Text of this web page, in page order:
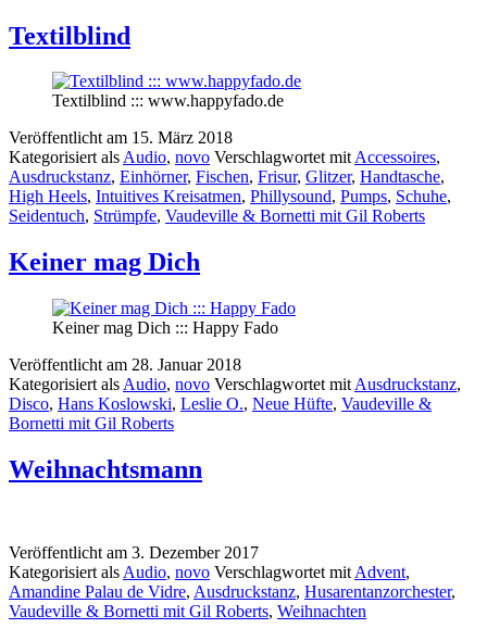
Textilblind
Textilblind ::: www.happyfado.de
Veröffentlicht am 15. März 2018
Kategorisiert alsAudio, novo Verschlagwortet mitAccessoires,
Ausdruckstanz, Einhörner, Fischen, Frisur, Glitzer, Handtasche,
High Heels, Intuitives Kreisatmen, Phillysound, Pumps, Schuhe,
Seidentuch, Strümpfe, Vaudeville & Bornetti mit Gil Roberts
Keiner mag Dich
Keiner mag Dich ::: Happy Fado
Veröffentlicht am 28. Januar 2018
Kategorisiert als Audio, novo Verschlagwortet mit Ausdruckstanz,
Disco, Hans Koslowski, Leslie O., Neue Hüfte, Vaudeville &
Bornetti mit Gil Roberts
Weihnachtsmann
Veröffentlicht am 3. Dezember 2017
Kategorisiert als Audio, novo Verschlagwortet mit Advent,
Amandine Palau de Vidre, Ausdruckstanz, Husarentanzorchester,
Vaudeville & Bornetti mit Gil Roberts, Weihnachten